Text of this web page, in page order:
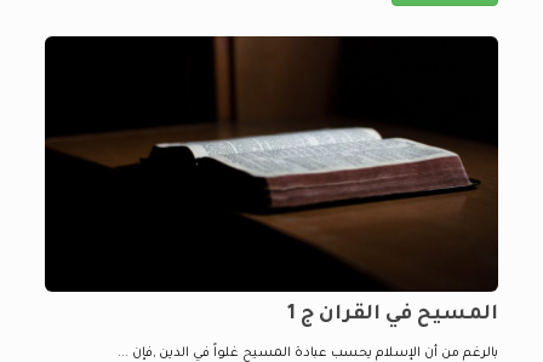
المسيح في القران ج 1
بالرغم من أن الإسلام يحسب عبادة المسيح غلواً في الدين ,فإن ...